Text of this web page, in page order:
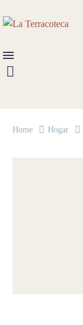
Home Hogar